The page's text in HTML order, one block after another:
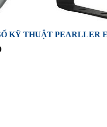
KỸ THUẬT PEARLLER